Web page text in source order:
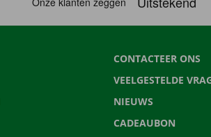
CONTACTEER ONS
VEELGESTELDE
NIEUWS
CADEAUBON